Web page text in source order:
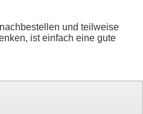
und teilweise
ist einfach eine gute